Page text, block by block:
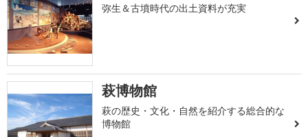
弥生＆古墳時代の出土資料が充実
萩博物館
萩の歴史・文化・自然を紹介する総合的な
博物館